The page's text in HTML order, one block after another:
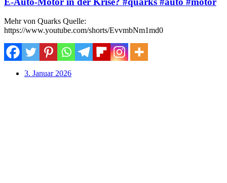
Mehr von Quarks Quelle:
https://www.youtube.com/shorts/EvvmbNm1md0
3. Januar 2026